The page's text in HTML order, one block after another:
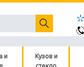
и
Кузов и